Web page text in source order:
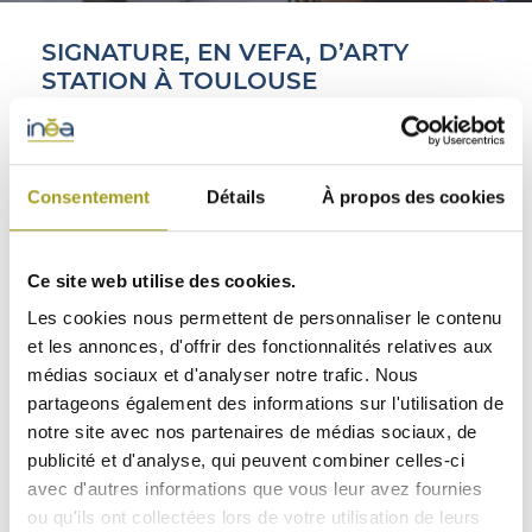
Consentement Détails À propos des cookies
Ce site web utilise des cookies.
Les cookies nous permettent de personnaliser le contenu
et les annonces, d'offrir des fonctionnalités relatives aux
médias sociaux et d'analyser notre trafic. Nous
partageons également des informations sur l'utilisation de
notre site avec nos partenaires de médias sociaux, de
publicité et d'analyse, qui peuvent combiner celles-ci
avec d'autres informations que vous leur avez fournies
ou qu'ils ont collectées lors de votre utilisation de leurs
SIGNATURE, EN VEFA, D’ARTY
STATION À TOULOUSE
INEA, leader du green building, annonce l’acquisition
en VEFA, via sa filiale Flex Park, du parc d’activités
Arty Station au nord de Toulouse (31). Ce programme,
acquis auprès du promoteur GGL, offrira une surface
chaussée et 953 m2de bureaux en mezzanine),
répartis entre 5 bâtiments, et 79 places de parking.
Sa livraison est prévue à l’été 2024.